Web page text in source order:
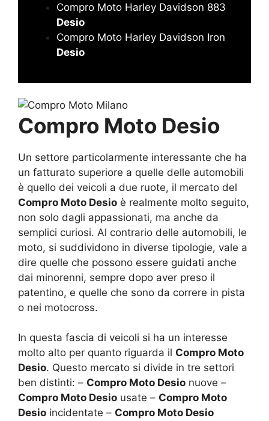
Compro Moto Harley Davidson 883
Desio
Compro Moto Harley Davidson Iron
Desio
Compro Moto Desio
Un settore particolarmente interessante che ha
un fatturato superiore a quelle delle automobili
è quello dei veicoli a due ruote, il mercato del
Compro Moto Desio è realmente molto seguito,
non solo dagli appassionati, ma anche da
semplici curiosi. Al contrario delle automobili, le
moto, si suddividono in diverse tipologie, vale a
dire quelle che possono essere guidati anche
dai minorenni, sempre dopo aver preso il
patentino, e quelle che sono da correre in pista
o nei motocross.
In questa fascia di veicoli si ha un interesse
molto alto per quanto riguarda il Compro Moto
Desio. Questo mercato si divide in tre settori
ben distinti: – Compro Moto Desio nuove –
Compro Moto Desio usate – Compro Moto
Desio incidentate – Compro Moto Desio